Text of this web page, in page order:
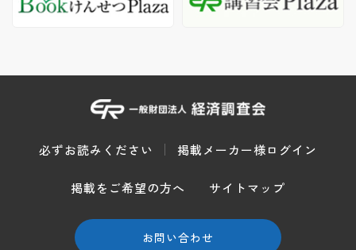
必ずお読みください 掲載メーカー様ログイン
掲載をご希望の方へ サイトマップ
お問い合わせ